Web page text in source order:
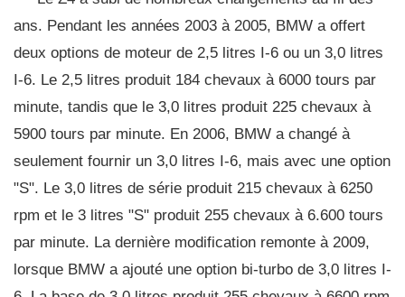
ans. Pendant les années 2003 à 2005, BMW a offert
deux options de moteur de 2,5 litres I-6 ou un 3,0 litres
I-6. Le 2,5 litres produit 184 chevaux à 6000 tours par
minute, tandis que le 3,0 litres produit 225 chevaux à
5900 tours par minute. En 2006, BMW a changé à
seulement fournir un 3,0 litres I-6, mais avec une option
"S". Le 3,0 litres de série produit 215 chevaux à 6250
rpm et le 3 litres "S" produit 255 chevaux à 6.600 tours
par minute. La dernière modification remonte à 2009,
lorsque BMW a ajouté une option bi-turbo de 3,0 litres I-